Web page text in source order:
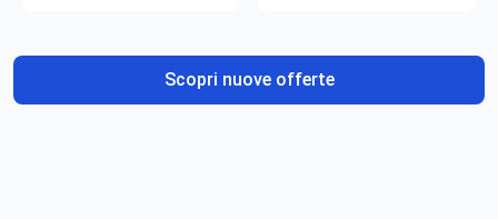
Scopri nuove offerte